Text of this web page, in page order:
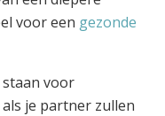
voor een gezonde
voor
je partner zullen